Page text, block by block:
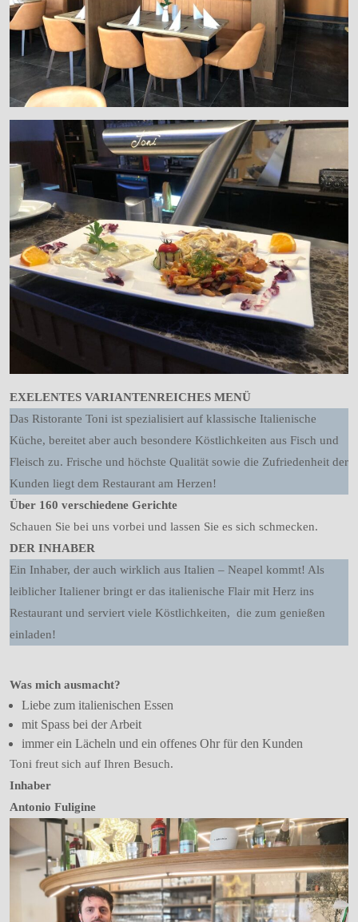
EXELENTES VARIANTENREICHES MENÜ
Das Ristorante Toni ist spezialisiert auf klassische Italienische
Küche, bereitet aber auch besondere Köstlichkeiten aus Fisch und
Fleisch zu. Frische und höchste Qualität sowie die Zufriedenheit der
Kunden liegt dem Restaurant am Herzen!
Über 160 verschiedene Gerichte
Schauen Sie bei uns vorbei und lassen Sie es sich schmecken.
DER INHABER
Ein Inhaber, der auch wirklich aus Italien – Neapel kommt! Als
leiblicher Italiener bringt er das italienische Flair mit Herz ins
Restaurant und serviert viele Köstlichkeiten, die zum genießen
einladen!
Was mich ausmacht?
Liebe zum italienischen Essen
mit Spass bei der Arbeit
immer ein Lächeln und ein offenes Ohr für den Kunden
Toni freut sich auf Ihren Besuch.
Inhaber
Antonio Fuligine